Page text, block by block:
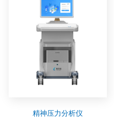
精神压力分析仪